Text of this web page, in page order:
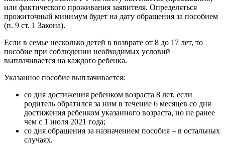
или фактического проживания заявителя. Определяться
прожиточный минимум будет на дату обращения за пособием
(п. 9 ст. 1 Закона).
Если в семье несколько детей в возврате от 8 до 17 лет, то
пособие при соблюдении необходимых условий
выплачивается на каждого ребенка.
Указанное пособие выплачивается:
со дня достижения ребенком возраста 8 лет, если
родитель обратился за ним в течение 6 месяцев со дня
достижения ребенком указанного возраста, но не ранее
чем с 1 июля 2021 года;
со дня обращения за назначением пособия – в остальных
случаях.